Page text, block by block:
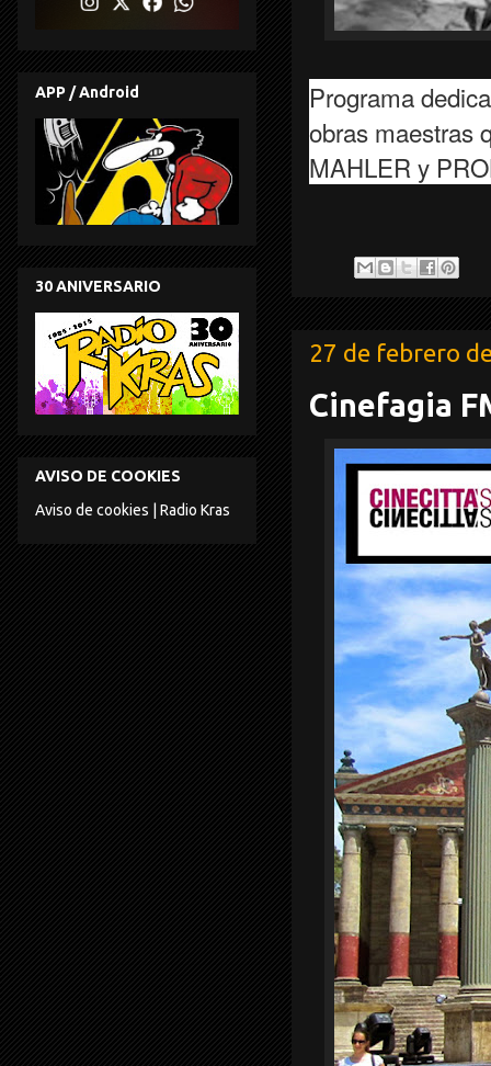
Programa
obras maestras
MAHLER y
27 de febrero
Cinefagia
APP / Android
30 ANIVERSARIO
AVISO DE COOKIES
Aviso de cookies | Radio Kras